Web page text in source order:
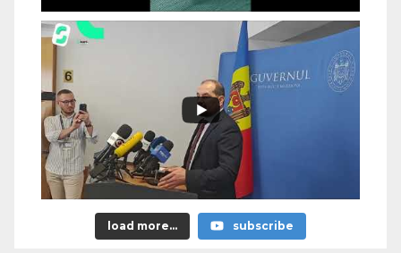
load more... subscribe